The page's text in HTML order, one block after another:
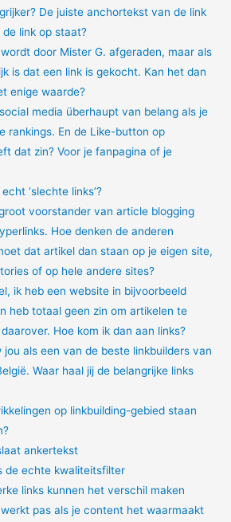
De juiste anchortekst van de link
link op staat?
door Mister G. afgeraden, maar als
is dat een link is gekocht. Kan het dan
enige waarde?
media überhaupt van belang als je
rankings. En de Like-button op
dat zin? Voor je fanpagina of je
‘slechte links’?
voorstander van article blogging
Hoe denken de anderen
dat artikel dan staan op je eigen site,
of op hele andere sites?
ik heb een website in bijvoorbeeld
heb totaal geen zin om artikelen te
Hoe kom ik dan aan links?
jou als een van de beste linkbuilders van
Waar haal jij de belangrijke links
op linkbuilding-gebied staan
ankertekst
de echte kwaliteitsfilter
links kunnen het verschil maken
pas als je content het waarmaakt